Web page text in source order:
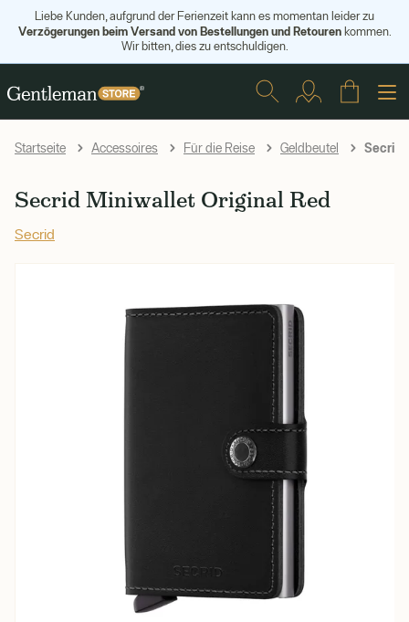
Liebe Kunden, aufgrund der Ferienzeit kann es momentan leider zu
Verzögerungen beim Versand von Bestellungen und Retourenkommen.
Wir bitten, dies zu entschuldigen.
Startseite Accessoires Für die Reise Geldbeutel Secrid
Secrid Miniwallet Original Red
Secrid